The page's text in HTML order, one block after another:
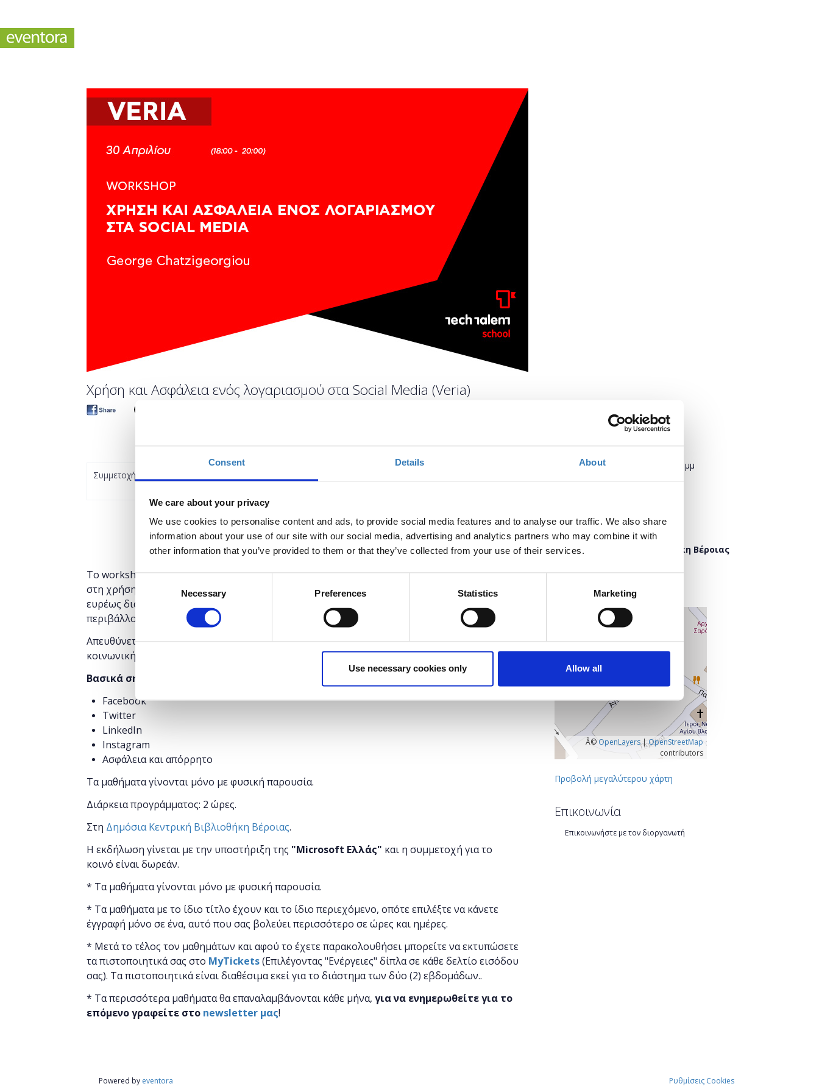
Consent Details About
We care about your privacy
We use cookies to personalise content and ads, to provide social media features and to analyse our traffic. We also share
information about your use of our site with our social media, advertising and analytics partners who may combine it with
other information that you’ve provided to them or that they’ve collected from your use of their services.
Consent
Selection
Necessary Preferences Statistics Marketing
Use necessary cookies only Allow all
Χρήση και Ασφάλεια ενός λογαριασμού στα Social Media (Veria)
Συμμετοχή
Το workshop έχει στόχο να δώσει την δυνατότητα στους συμμετέχοντες να εκπαιδευτούν
στη χρήση μέσων κοινωνικής δικτύωσης. Πρόκειται για μια εισαγωγή σε μερικά από τα πιο
ευρέως διαδεδομένα social media, όπου πρόκειται να πάρετε μία πρώτη γεύση από το
περιβάλλον της κάθε εφαρμογής και από τις επιμέρους λειτουργίες τους.
Απευθύνεται σε αρχάριους που επιθυμούν να αποκτήσουν μια πρώτη επαφή με τα μέσα
κοινωνικής δικτύωσης και να προστατευτούν από την αλόγιστη έκθεσή τους σε αυτά.
Βασικά σημεία
Facebook
Twitter
LinkedIn
Instagram
Ασφάλεια και απόρρητο
Τα μαθήματα γίνονται μόνο με φυσική παρουσία.
Διάρκεια προγράμματος: 2 ώρες.
Στη Δημόσια Κεντρική Βιβλιοθήκη Βέροιας.
Η εκδήλωση γίνεται με την υποστήριξη της "Microsoft Ελλάς" και η συμμετοχή για το
κοινό είναι δωρεάν.
* Τα μαθήματα γίνονται μόνο με φυσική παρουσία.
* Τα μαθήματα με το ίδιο τίτλο έχουν και το ίδιο περιεχόμενο, οπότε επιλέξτε να κάνετε
έγγραφή μόνο σε ένα, αυτό που σας βολεύει περισσότερο σε ώρες και ημέρες.
* Μετά το τέλος τον μαθημάτων και αφού το έχετε παρακολουθήσει μπορείτε να εκτυπώσετε
τα πιστοποιητικά ​σας στο MyTickets(Επιλέγοντας "Ενέργειες" δίπλα σε κάθε δελτίο εισόδου
σας). Τα πιστοποιητικά είναι διαθέσιμα εκεί για το διάστημα των δύο (2) εβδομάδων..
* Τα περισσότερα μαθήματα θα επαναλαμβάνονται κάθε μήνα, για να ενημερωθείτε για το
επόμενο γραφείτε στο newsletter μας!
Πότε;
Δευτέρα, 30 Απριλίου 2018 6:00 μμ
Πού;
Δημόσια Κεντρική Βιβλιοθήκη Βέροιας
591 32 Βέροια
Ημαθία, Ελλάδα
Â© OpenLayers|OpenStreetMap
contributors
Προβολή μεγαλύτερου χάρτη
Επικοινωνία
Επικοινωνήστε με τον διοργανωτή
Powered by eventora Ρυθμίσεις Cookies